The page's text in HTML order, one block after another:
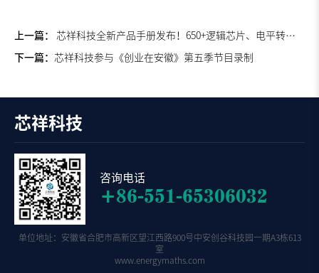
上一篇： 芯祥科技全新产品手册发布！650+逻辑芯片、电平转换、模拟开关以及BMS AFE一册尽览
下一篇： 芯祥科技参与《创业在安徽》第五季节目录制
芯祥科技
咨询电话
+86-551-65306032
单位地址：安徽省合肥市高新区望江西路900号中安创谷科技园一期A3栋613
室
www.energymaths.com